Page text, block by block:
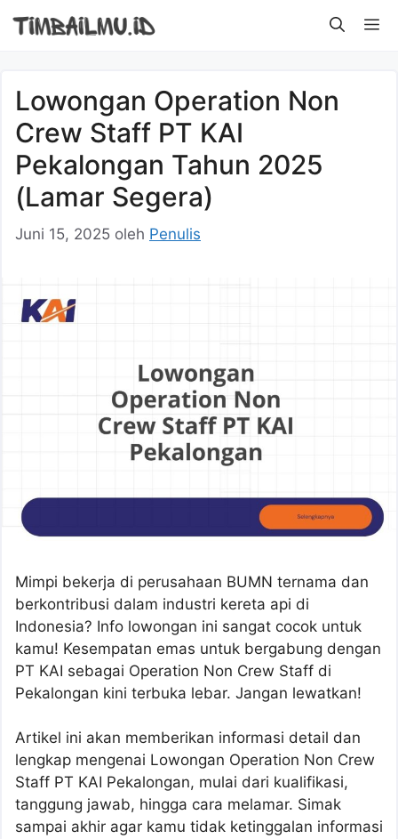
Lowongan Operation Non
Crew Staff PT KAI
Pekalongan Tahun 2025
(Lamar Segera)
Juni 15, 2025 oleh Penulis
Mimpi bekerja di perusahaan BUMN ternama dan
berkontribusi dalam industri kereta api di
Indonesia? Info lowongan ini sangat cocok untuk
kamu! Kesempatan emas untuk bergabung dengan
PT KAI sebagai Operation Non Crew Staff di
Pekalongan kini terbuka lebar. Jangan lewatkan!
Artikel ini akan memberikan informasi detail dan
lengkap mengenai Lowongan Operation Non Crew
Staff PT KAI Pekalongan, mulai dari kualifikasi,
tanggung jawab, hingga cara melamar. Simak
sampai akhir agar kamu tidak ketinggalan informasi